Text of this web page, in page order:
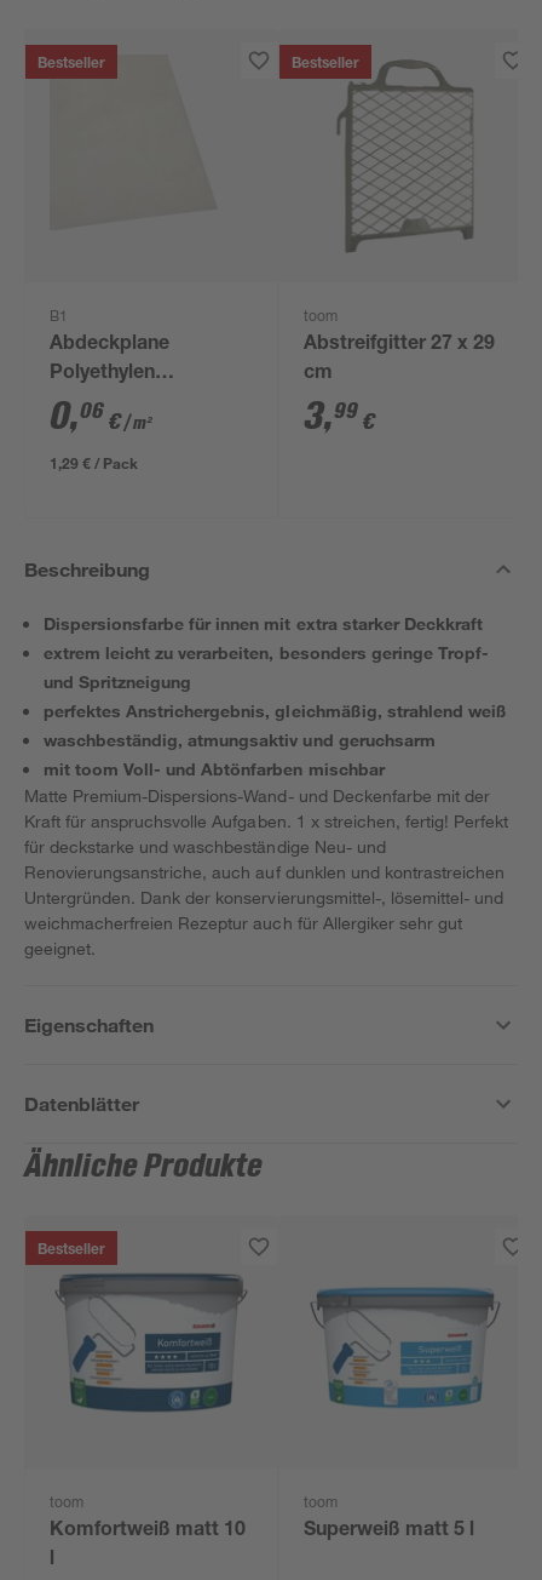
Bestseller
B1
Abdeckplane
Polyethylen
transparent 4 x 5 m
0,06 €/ m²
1,29 € / Pack
Bestseller
toom
Abstreifgitter 27 x 29
cm
3,99 €
Beschreibung
Dispersionsfarbe für innen mit extra starker Deckkraft
extrem leicht zu verarbeiten, besonders geringe Tropf-
und Spritzneigung
perfektes Anstrichergebnis, gleichmäßig, strahlend weiß
waschbeständig, atmungsaktiv und geruchsarm
mit toom Voll- und Abtönfarben mischbar
Matte Premium-Dispersions-Wand- und Deckenfarbe mit der
Kraft für anspruchsvolle Aufgaben. 1 x streichen, fertig! Perfekt
für deckstarke und waschbeständige Neu- und
Renovierungsanstriche, auch auf dunklen und kontrastreichen
Untergründen. Dank der konservierungsmittel-, lösemittel- und
weichmacherfreien Rezeptur auch für Allergiker sehr gut
geeignet.
Eigenschaften
Datenblätter
Ähnliche Produkte
Bestseller
toom
Komfortweiß matt 10
l
toom
Superweiß matt 5 l